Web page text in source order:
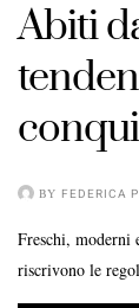
Abiti
BY FEDERICA
Freschi, moderni
riscrivono le